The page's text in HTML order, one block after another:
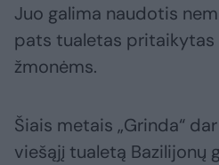
Juo galima naudotis
pats tualetas pritaikytas
žmonėms.
Šiais metais „Grinda“
viešąjį tualetą Bazilijonų